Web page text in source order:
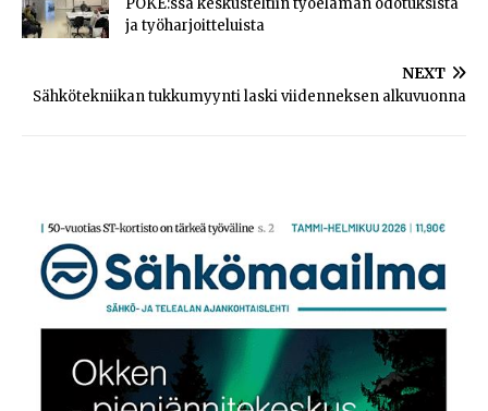
ja työharjoitteluista
NEXT
Sähkötekniikan tukkumyynti laski viidenneksen alkuvuonna